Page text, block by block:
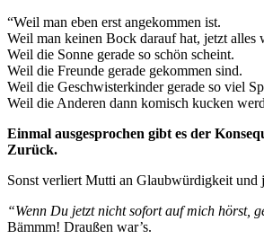
“Weil man eben erst angekommen ist.
Weil man keinen Bock darauf hat, jetzt alles
Weil die Sonne gerade so schön scheint.
Weil die Freunde gerade gekommen sind.
Weil die Geschwisterkinder gerade so viel
Weil die Anderen dann komisch kucken
Einmal ausgesprochen gibt es der
Zurück.
Sonst verliert Mutti an Glaubwürdigkeit und
“Wenn Du jetzt nicht sofort auf mich hörst,
Bämmm! Draußen war’s.